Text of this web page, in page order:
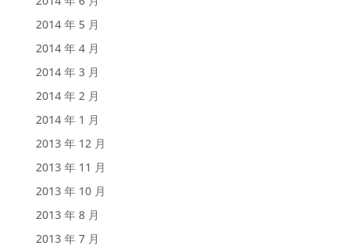
2014 年 5 月
2014 年 4 月
2014 年 3 月
2014 年 2 月
2014 年 1 月
2013 年 12 月
2013 年 11 月
2013 年 10 月
2013 年 8 月
2013 年 7 月